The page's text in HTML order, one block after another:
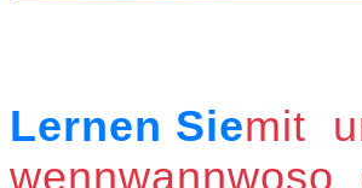
Lernen Siemit
wennwannwoso